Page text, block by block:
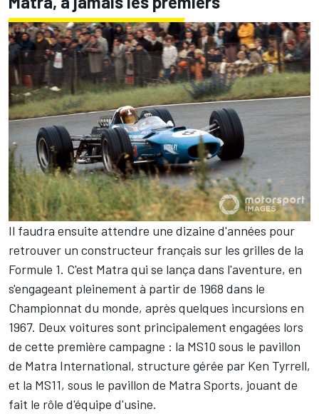
Il faudra ensuite attendre une dizaine d'années pour
retrouver un constructeur français sur les grilles de la
Formule 1. C'est Matra qui se lança dans l'aventure, en
s'engageant pleinement à partir de 1968 dans le
Championnat du monde, après quelques incursions en
1967. Deux voitures sont principalement engagées lors
de cette première campagne : la MS10 sous le pavillon
de Matra International, structure gérée par Ken Tyrrell,
et la MS11, sous le pavillon de Matra Sports, jouant de
fait le rôle d'équipe d'usine.